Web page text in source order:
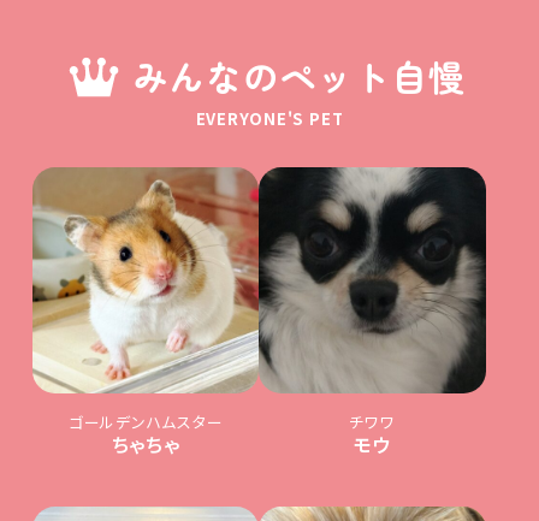
みんなのペット自慢
EVERYONE'S PET
ゴールデンハムスター
ちゃちゃ
チワワ
モウ